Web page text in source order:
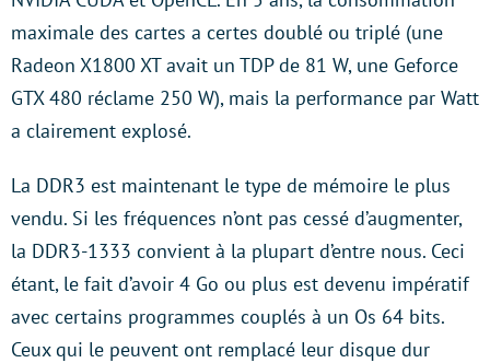
maximale des cartes a certes doublé ou triplé (une
Radeon X1800 XT avait un TDP de 81 W, une Geforce
GTX 480 réclame 250 W), mais la performance par Watt
a clairement explosé.
La DDR3 est maintenant le type de mémoire le plus
vendu. Si les fréquences n’ont pas cessé d’augmenter,
la DDR3-1333 convient à la plupart d’entre nous. Ceci
étant, le fait d’avoir 4 Go ou plus est devenu impératif
avec certains programmes couplés à un Os 64 bits.
Ceux qui le peuvent ont remplacé leur disque dur